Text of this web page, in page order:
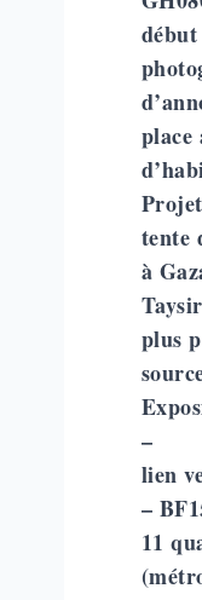
place
tente
à
plus
–
lien
–
11